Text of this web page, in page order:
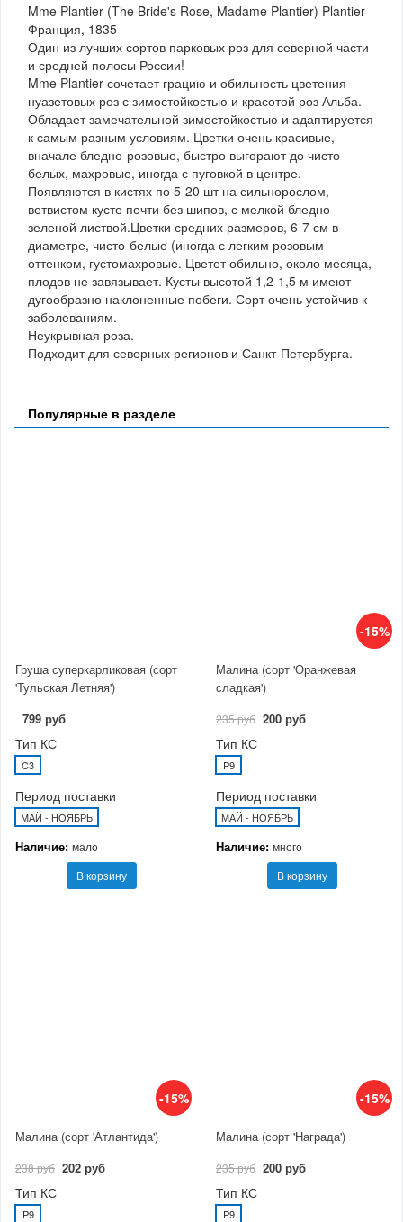
Mme Plantier (The Bride's Rose, Madame Plantier) Plantier
Франция, 1835
Один из лучших сортов парковых роз для северной части
и средней полосы России!
Mme Plantier сочетает грацию и обильность цветения
нуазетовых роз с зимостойкостью и красотой роз Альба.
Обладает замечательной зимостойкостью и адаптируется
к самым разным условиям. Цветки очень красивые,
вначале бледно-розовые, быстро выгорают до чисто-
белых, махровые, иногда с пуговкой в центре.
Появляются в кистях по 5-20 шт на сильнорослом,
ветвистом кусте почти без шипов, с мелкой бледно-
зеленой листвой.Цветки средних размеров, 6-7 см в
диаметре, чисто-белые (иногда с легким розовым
оттенком, густомахровые. Цветет обильно, около месяца,
плодов не завязывает. Кусты высотой 1,2-1,5 м имеют
дугообразно наклоненные побеги. Сорт очень устойчив к
заболеваниям.
Неукрывная роза.
Подходит для северных регионов и Санкт-Петербурга.
Популярные в разделе
Груша суперкарликовая (сорт
'Тульская Летняя')
799 руб
Тип КС
C3
Период поставки
МАЙ - НОЯБРЬ
Наличие: мало
В корзину
-15%
Малина (сорт 'Оранжевая
сладкая')
235 руб 200 руб
Тип КС
P9
Период поставки
МАЙ - НОЯБРЬ
Наличие: много
В корзину
-15%
Малина (сорт 'Атлантида')
238 руб 202 руб
Тип КС
P9
-15%
Малина (сорт 'Награда')
235 руб 200 руб
Тип КС
P9